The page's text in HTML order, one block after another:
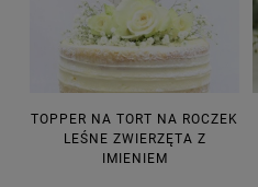
TOPPER NA TORT NA ROCZEK
LEŚNE ZWIERZĘTA Z
IMIENIEM